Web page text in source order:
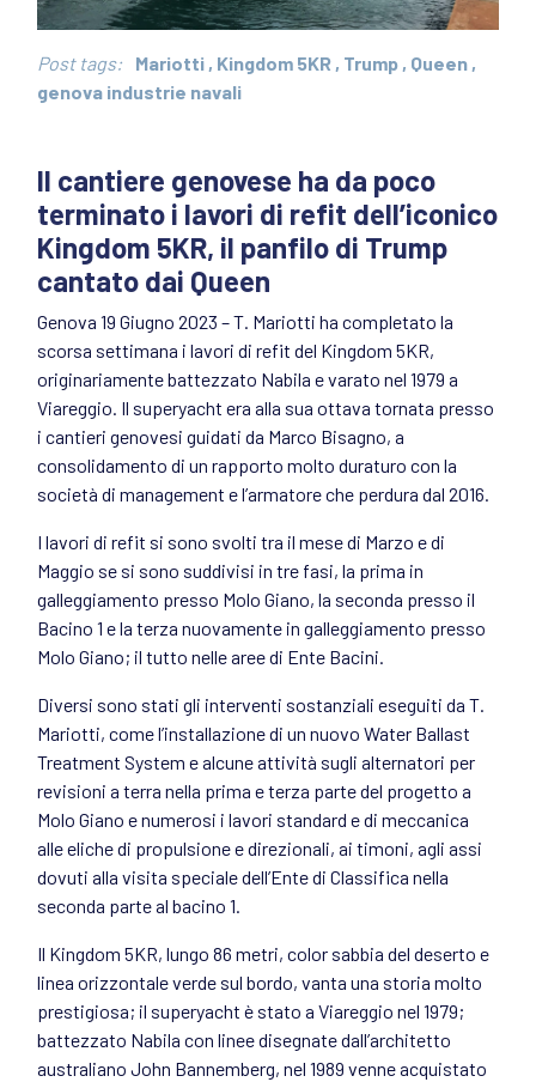
Post tags: Mariotti , Kingdom 5KR , Trump , Queen ,
genova industrie navali
Il cantiere genovese ha da poco
terminato i lavori di refit dell’iconico
Kingdom 5KR, il panfilo di Trump
cantato dai Queen
Genova 19 Giugno 2023 – T. Mariotti ha completato la
scorsa settimana i lavori di refit del Kingdom 5KR,
originariamente battezzato Nabila e varato nel 1979 a
Viareggio. Il superyacht era alla sua ottava tornata presso
i cantieri genovesi guidati da Marco Bisagno, a
consolidamento di un rapporto molto duraturo con la
società di management e l’armatore che perdura dal 2016.
I lavori di refit si sono svolti tra il mese di Marzo e di
Maggio se si sono suddivisi in tre fasi, la prima in
galleggiamento presso Molo Giano, la seconda presso il
Bacino 1 e la terza nuovamente in galleggiamento presso
Molo Giano; il tutto nelle aree di Ente Bacini.
Diversi sono stati gli interventi sostanziali eseguiti da T.
Mariotti, come l’installazione di un nuovo Water Ballast
Treatment System e alcune attività sugli alternatori per
revisioni a terra nella prima e terza parte del progetto a
Molo Giano e numerosi i lavori standard e di meccanica
alle eliche di propulsione e direzionali, ai timoni, agli assi
dovuti alla visita speciale dell’Ente di Classifica nella
seconda parte al bacino 1.
Il Kingdom 5KR, lungo 86 metri, color sabbia del deserto e
linea orizzontale verde sul bordo, vanta una storia molto
prestigiosa; il superyacht è stato a Viareggio nel 1979;
battezzato Nabila con linee disegnate dall’architetto
australiano John Bannemberg, nel 1989 venne acquistato